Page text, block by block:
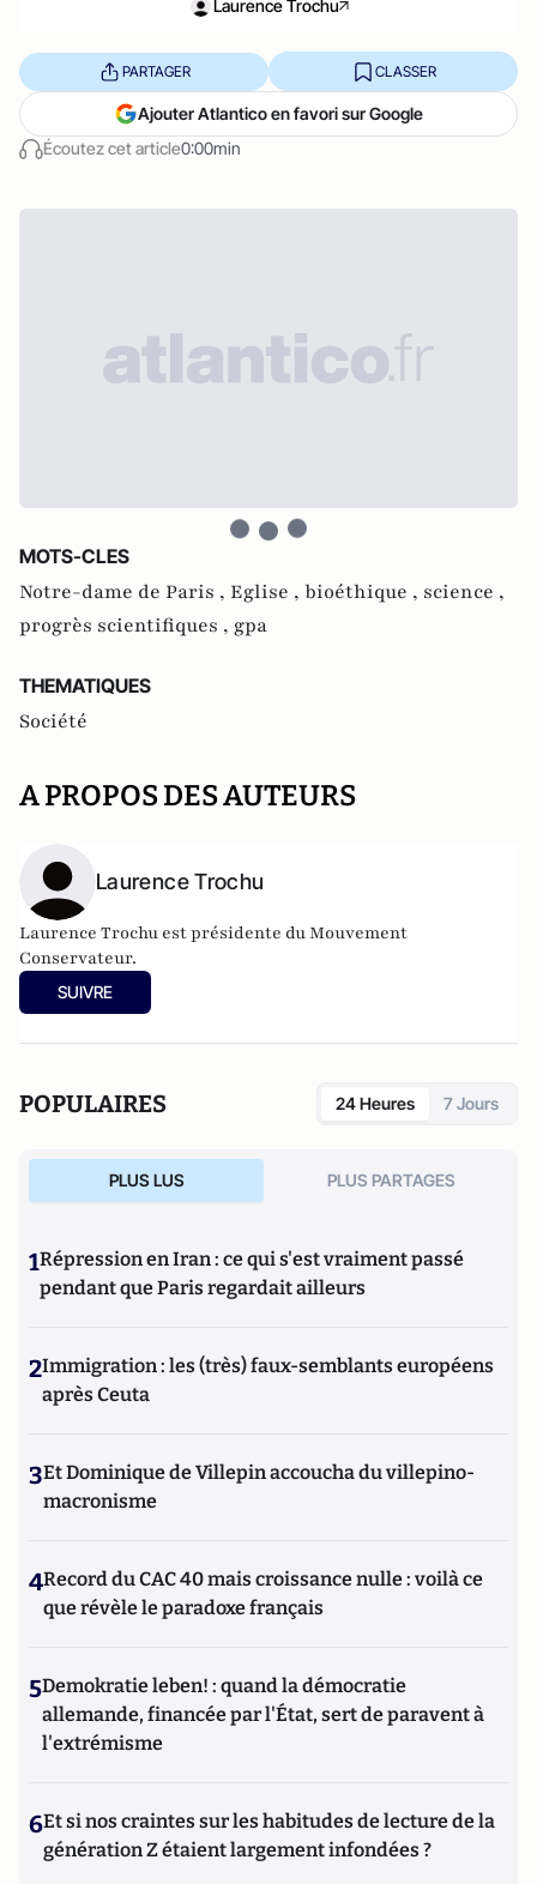
Laurence Trochu
Écoutez cet article0:00min
PARTAGER CLASSER
Ajouter Atlantico en favori sur Google
MOTS-CLES
Notre-dame de Paris , Eglise , bioéthique , science ,
progrès scientifiques , gpa
THEMATIQUES
Société
A PROPOS DES AUTEURS
Laurence Trochu
Laurence Trochu est présidente du Mouvement
Conservateur.
SUIVRE
POPULAIRES 24 Heures 7 Jours
PLUS LUS PLUS PARTAGES
1Répression en Iran : ce qui s'est vraiment passé
pendant que Paris regardait ailleurs
2Immigration : les (très) faux-semblants européens
après Ceuta
3Et Dominique de Villepin accoucha du villepino-
macronisme
4Record du CAC 40 mais croissance nulle : voilà ce
que révèle le paradoxe français
5Demokratie leben! : quand la démocratie
allemande, financée par l'État, sert de paravent à
l'extrémisme
6Et si nos craintes sur les habitudes de lecture de la
génération Z étaient largement infondées ?